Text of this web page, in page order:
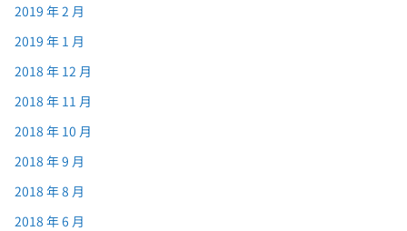
2019 年 2 月
2019 年 1 月
2018 年 12 月
2018 年 11 月
2018 年 10 月
2018 年 9 月
2018 年 8 月
2018 年 6 月